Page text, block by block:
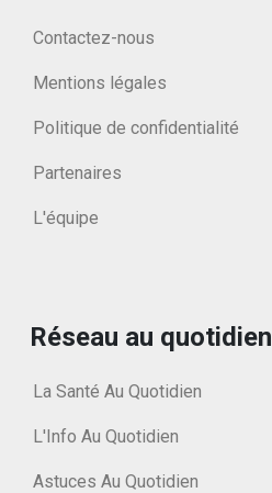
Contactez-nous
Mentions légales
Politique de confidentialité
Partenaires
L'équipe
Réseau au quotidien
La Santé Au Quotidien
L'Info Au Quotidien
Astuces Au Quotidien